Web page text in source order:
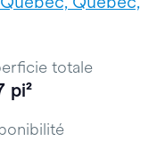
totale
pi²